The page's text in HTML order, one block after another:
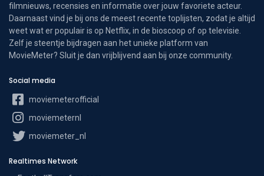
filmnieuws, recensies en informatie over jouw favoriete acteur.
Daarnaast vind je bij ons de meest recente toplijsten, zodat je altijd
weet wat er populair is op Netflix, in de bioscoop of op televisie.
Zelf je steentje bijdragen aan het unieke platform van
MovieMeter? Sluit je dan vrijblijvend aan bij onze community.
Social media
moviemeterofficial
moviemeternl
moviemeter_nl
Realtimes Network